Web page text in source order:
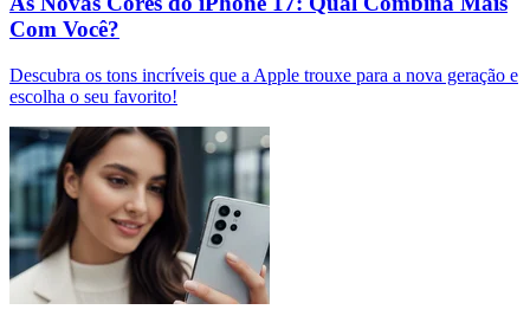
Com Você?
Descubra os tons incríveis que a Apple trouxe para a nova geração e
escolha o seu favorito!